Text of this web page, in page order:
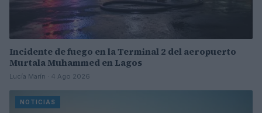
Incidente de fuego en la Terminal 2 del aeropuerto
Murtala Muhammed en Lagos
Lucía Marín · 4 Ago 2026
NOTICIAS